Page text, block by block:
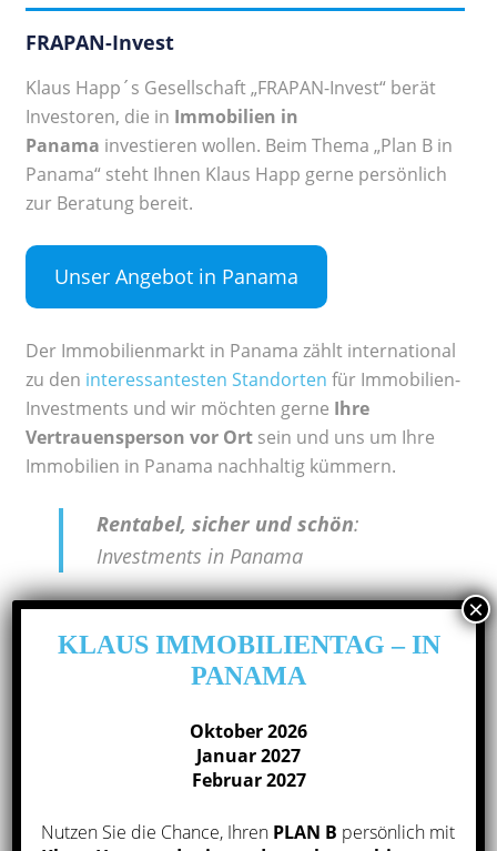
FRAPAN-Invest
Klaus Happ´s Gesellschaft „FRAPAN-Invest“ berät
Investoren, die in Immobilien in
Panama investieren wollen. Beim Thema „Plan B in
Panama“ steht Ihnen Klaus Happ gerne persönlich
zur Beratung bereit.
Unser Angebot in Panama
Der Immobilienmarkt in Panama zählt international
zu den interessantesten Standorten für Immobilien-
Investments und wir möchten gerne Ihre
Vertrauensperson vor Ort sein und uns um Ihre
Immobilien in Panama nachhaltig kümmern.
Rentabel, sicher und schön:
Investments in Panama
KLAUS IMMOBILIENTAG – IN
PANAMA
Oktober 2026
Januar 2027
Februar 2027
Nutzen Sie die Chance, Ihren PLAN B persönlich mit